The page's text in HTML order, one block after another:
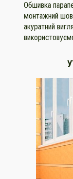
Обшивка
монтажний шов
акуратний